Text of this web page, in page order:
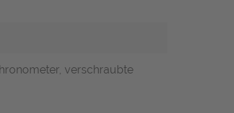
verschraubte